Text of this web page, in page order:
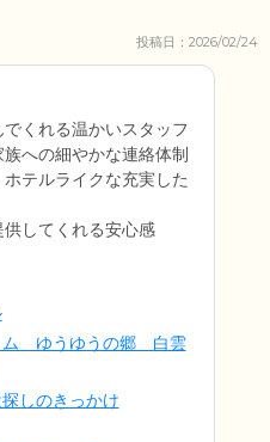
投稿日：2026/02/24
くれる温かいスタッフ
への細やかな連絡体制
テルライクな充実した
してくれる安心感
ム ゆうゆうの郷 白雲
しのきっかけ